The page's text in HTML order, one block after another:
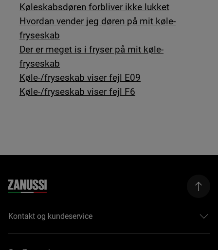
Køleskabsdøren forbliver ikke lukket
Hvordan vender jeg døren på mit køle-
fryseskab
Der er meget is i fryser på mit køle-
fryseskab
Køle-/fryseskab viser fejl E09
Køle-/fryseskab viser fejl F6
Kontakt og kundeservice